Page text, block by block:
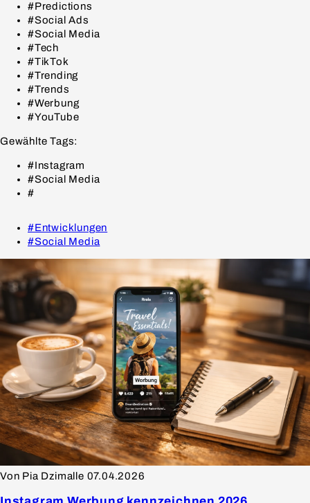
#Predictions
#Social Ads
#Social Media
#Tech
#TikTok
#Trending
#Trends
#Werbung
#YouTube
Gewählte Tags:
#Instagram
#Social Media
#
#Entwicklungen
#Social Media
Von Pia Dzimalle 07.04.2026